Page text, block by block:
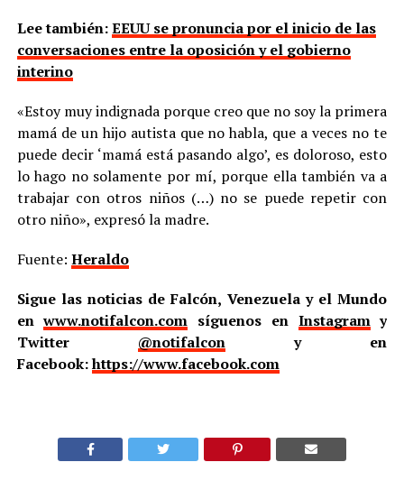
Lee también:EEUU se pronuncia por el inicio de las
conversaciones entre la oposición y el gobierno
interino
«Estoy muy indignada porque creo que no soy la primera
mamá de un hijo autista que no habla, que a veces no te
puede decir ‘mamá está pasando algo’, es doloroso, esto
lo hago no solamente por mí, porque ella también va a
trabajar con otros niños (…) no se puede repetir con
otro niño», expresó la madre.
Fuente: Heraldo
Sigue las noticias de Falcón, Venezuela y el Mundo
enwww.notifalcon.com síguenos en Instagramy
Twitter @notifalcony en
Facebook:https://www.facebook.com